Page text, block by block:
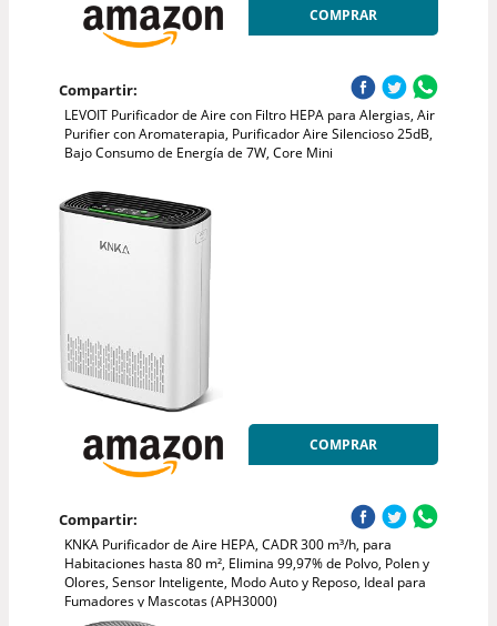
COMPRAR
Compartir:
LEVOIT Purificador de Aire con Filtro HEPA para Alergias, Air
Purifier con Aromaterapia, Purificador Aire Silencioso 25dB,
Bajo Consumo de Energía de 7W, Core Mini
COMPRAR
Compartir:
KNKA Purificador de Aire HEPA, CADR 300 m³/h, para
Habitaciones hasta 80 m², Elimina 99,97% de Polvo, Polen y
Olores, Sensor Inteligente, Modo Auto y Reposo, Ideal para
Fumadores y Mascotas (APH3000)